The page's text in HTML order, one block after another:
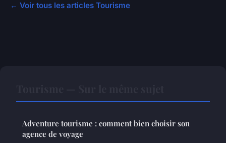
← Voir tous les articles Tourisme
Adventure tourisme : comment bien choisir son
agence de voyage